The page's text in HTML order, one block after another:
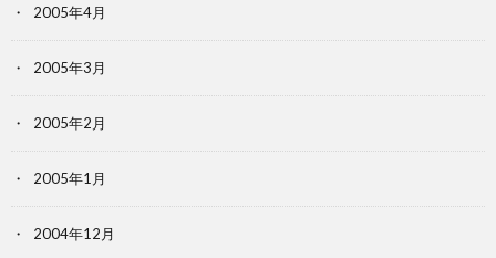
2005年4月
2005年3月
2005年2月
2005年1月
2004年12月